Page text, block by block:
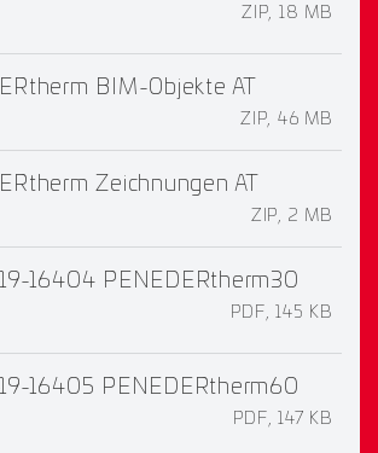
ZIP, 18 MB
BIM-Objekte AT
ZIP, 46 MB
Zeichnungen AT
ZIP, 2 MB
19-16404 PENEDERtherm30
PDF, 145 KB
19-16405 PENEDERtherm60
PDF, 147 KB